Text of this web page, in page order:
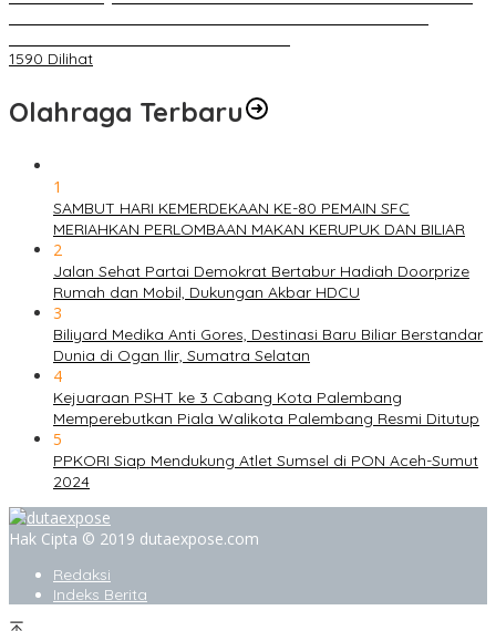
1590 Dilihat
Olahraga Terbaru
1
SAMBUT HARI KEMERDEKAAN KE-80 PEMAIN SFC
MERIAHKAN PERLOMBAAN MAKAN KERUPUK DAN BILIAR
2
Jalan Sehat Partai Demokrat Bertabur Hadiah Doorprize
Rumah dan Mobil, Dukungan Akbar HDCU
3
Biliyard Medika Anti Gores, Destinasi Baru Biliar Berstandar
Dunia di Ogan Ilir, Sumatra Selatan
4
Kejuaraan PSHT ke 3 Cabang Kota Palembang
Memperebutkan Piala Walikota Palembang Resmi Ditutup
5
PPKORI Siap Mendukung Atlet Sumsel di PON Aceh-Sumut
2024
Hak Cipta © 2019 dutaexpose.com
Redaksi
Indeks Berita